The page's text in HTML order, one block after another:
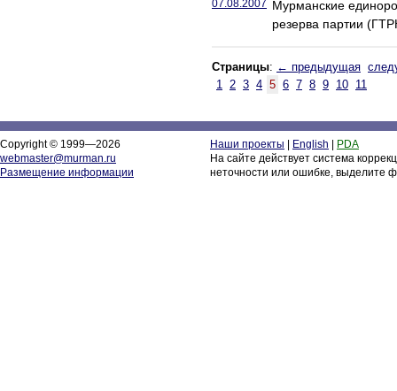
07.08.2007 Мурманские
резерва партии
Страницы: ← предыдущая
1 2 3 4 5 6 7 8 9 10 11
Copyright © 1999—2026
webmaster@murman.ru
Размещение информации
Наши проекты English
PDA
На сайте действует система
неточности или ошибке, выделите